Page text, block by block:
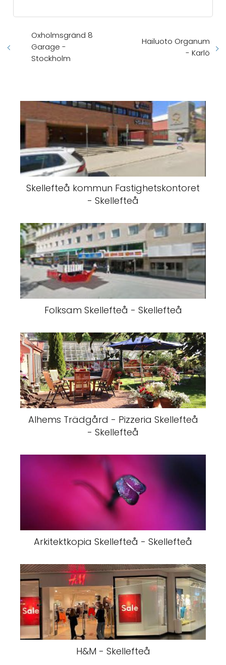
Oxholmsgränd 8
Garage -
Stockholm
Hailuoto Organum
- Karlö
Skellefteå kommun Fastighetskontoret
- Skellefteå
Folksam Skellefteå - Skellefteå
Alhems Trädgård - Pizzeria Skellefteå
- Skellefteå
Arkitektkopia Skellefteå - Skellefteå
H&M - Skellefteå